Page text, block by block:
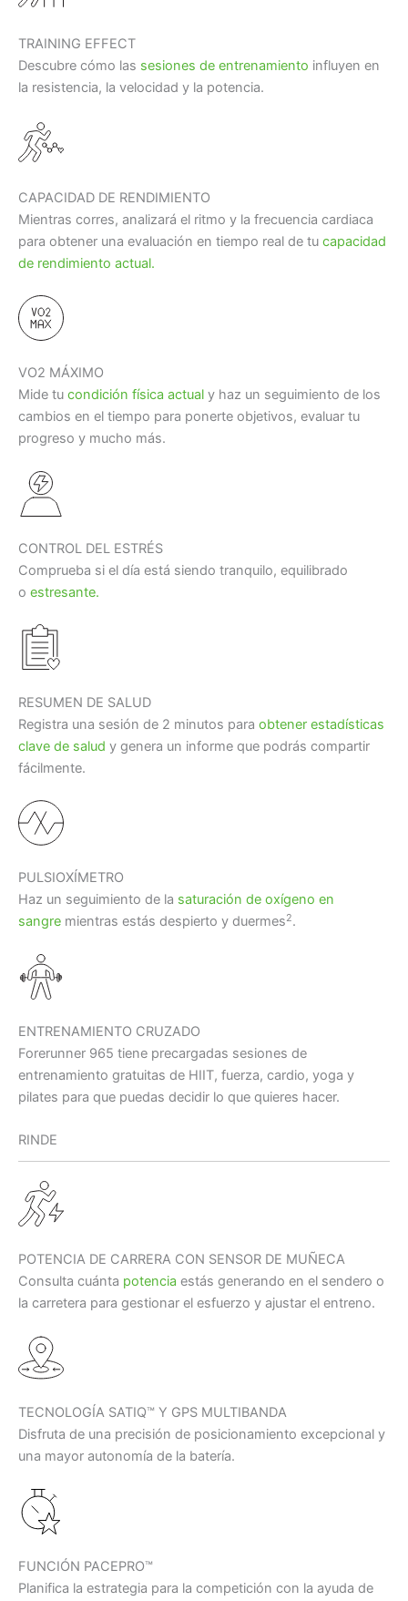
TRAINING EFFECT
Descubre cómo las sesiones de entrenamiento influyen en
la resistencia, la velocidad y la potencia.
CAPACIDAD DE RENDIMIENTO
Mientras corres, analizará el ritmo y la frecuencia cardiaca
para obtener una evaluación en tiempo real de tu capacidad
de rendimiento actual.
VO2 MÁXIMO
Mide tu condición física actual y haz un seguimiento de los
cambios en el tiempo para ponerte objetivos, evaluar tu
progreso y mucho más.
CONTROL DEL ESTRÉS
Comprueba si el día está siendo tranquilo, equilibrado
o estresante.
RESUMEN DE SALUD
Registra una sesión de 2 minutos para obtener estadísticas
clave de salud y genera un informe que podrás compartir
fácilmente.
PULSIOXÍMETRO
Haz un seguimiento de la saturación de oxígeno en
sangre mientras estás despierto y duermes2.
ENTRENAMIENTO CRUZADO
Forerunner 965 tiene precargadas sesiones de
entrenamiento gratuitas de HIIT, fuerza, cardio, yoga y
pilates para que puedas decidir lo que quieres hacer.
RINDE
POTENCIA DE CARRERA CON SENSOR DE MUÑECA
Consulta cuánta potencia estás generando en el sendero o
la carretera para gestionar el esfuerzo y ajustar el entreno.
TECNOLOGÍA SATIQ™ Y GPS MULTIBANDA
Disfruta de una precisión de posicionamiento excepcional y
una mayor autonomía de la batería.
FUNCIÓN PACEPRO™
Planifica la estrategia para la competición con la ayuda de